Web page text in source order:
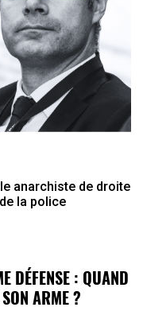
anarchiste de droite
la police
DÉFENSE : QUAND
ARME ?